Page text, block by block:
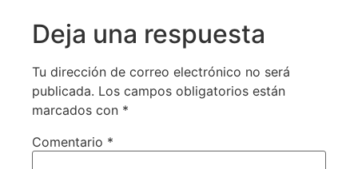
Deja una respuesta
Tu dirección de correo electrónico no será
publicada. Los campos obligatorios están
marcados con *
Comentario *